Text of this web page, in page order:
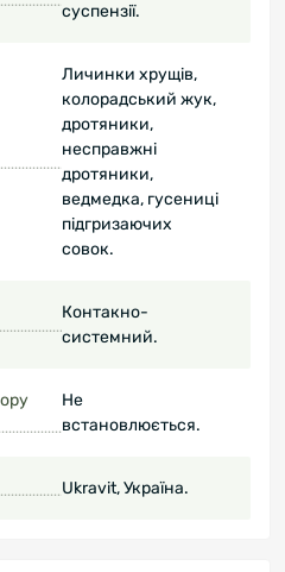
суспензії.
Личинки хрущів,
колорадський жук,
дротяники,
несправжні
дротяники,
ведмедка, гусениці
підгризаючих
совок.
Контакно-
системний.
Не
встановлюється.
Ukravit, Україна.